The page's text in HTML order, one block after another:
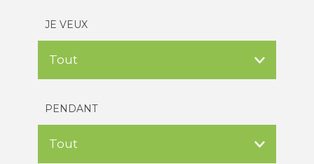
JE VEUX
PENDANT